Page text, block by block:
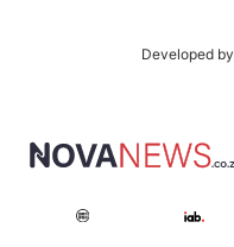
Developed by